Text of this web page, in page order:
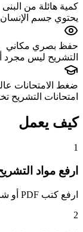
كمية هائلة من البنى
يحتوي جسم الإنسان على 206 عظمة وأكثر من 600 عضلة وآلاف البنى المسمّاة. لا توجد مادة أخرى تتطلب حفظ هذا الكم الهائل
حفظ بصري مكاني
التشريح ليس مجرد
ضغط الامتحانات
امتحانات التشريح
كيف يعمل
1
ارفع مواد
ارفع كتب PDF أو شرائح محاضرات أو صور رسوم تشريحية. يعالج الذكاء الاصطناعي المحتوى النصي والمرئي من مصادر مثل Netter's أو Gray's أو مواد مقررك.
2